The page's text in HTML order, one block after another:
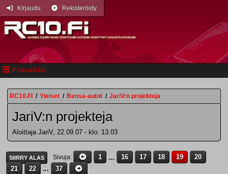
Päävalikko
Kirjaudu Rekisteröidy
RC10.FI / Yleiset / Bensa-autot / JariV:n projekteja
JariV:n projekteja
Aloittaja JariV, 22.09.07 - klo: 13.03
SIIRRY ALAS Sivuja 1 ... 16 17 18 19
20
21
22 ... 37